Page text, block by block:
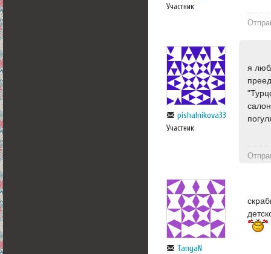
Участник
pishalnikova33
Участник
я
TanyaN